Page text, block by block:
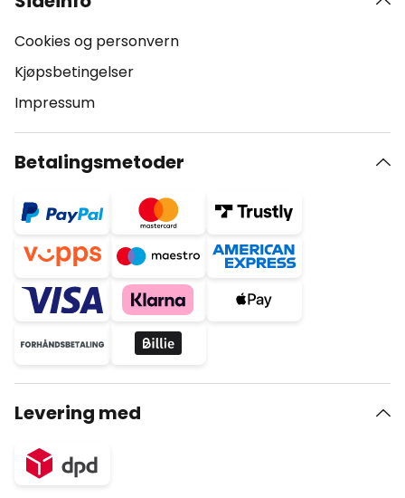
Cookies og personvern
Kjøpsbetingelser
Impressum
Betalingsmetoder
Levering med